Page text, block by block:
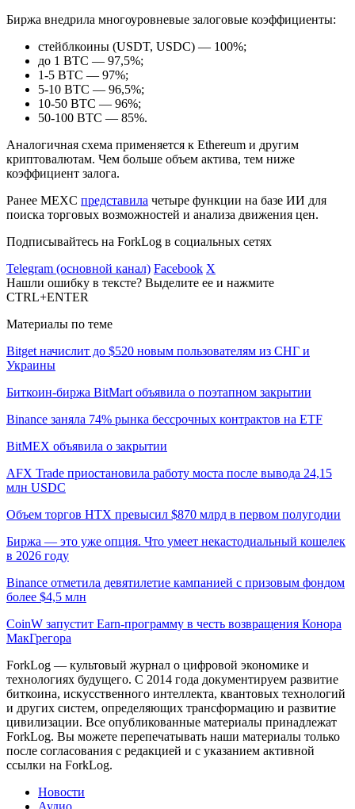
Биржа внедрила многоуровневые залоговые коэффициенты:
стейблкоины (USDT, USDC) — 100%;
до 1 BTC — 97,5%;
1-5 BTC — 97%;
5-10 BTC — 96,5%;
10-50 BTC — 96%;
50-100 BTC — 85%.
Аналогичная схема применяется к Ethereum и другим
криптовалютам. Чем больше объем актива, тем ниже
коэффициент залога.
Ранее MEXC представила четыре функции на базе ИИ для
поиска торговых возможностей и анализа движения цен.
Подписывайтесь на ForkLog в социальных сетях
Telegram (основной канал) Facebook X
Нашли ошибку в тексте? Выделите ее и нажмите
CTRL+ENTER
Материалы по теме
Bitget начислит до $520 новым пользователям из СНГ и
Украины
Биткоин-биржа BitMart объявила о поэтапном закрытии
Binance заняла 74% рынка бессрочных контрактов на ETF
BitMEX объявила о закрытии
AFX Trade приостановила работу моста после вывода 24,15
млн USDC
Объем торгов HTX превысил $870 млрд в первом полугодии
Биржа — это уже опция. Что умеет некастодиальный кошелек
в 2026 году
Binance отметила девятилетие кампанией с призовым фондом
более $4,5 млн
CoinW запустит Earn-программу в честь возвращения Конора
МакГрегора
ForkLog — культовый журнал о цифровой экономике и
технологиях будущего. С 2014 года документируем развитие
биткоина, искусственного интеллекта, квантовых технологий
и других систем, определяющих трансформацию и развитие
цивилизации. Все опубликованные материалы принадлежат
ForkLog. Вы можете перепечатывать наши материалы только
после согласования с редакцией и с указанием активной
ссылки на ForkLog.
Новости
Аудио